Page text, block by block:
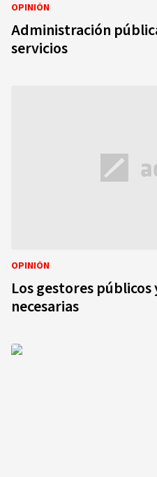
OPINIÓN
Administración
servicios
OPINIÓN
Los gestores
necesarias